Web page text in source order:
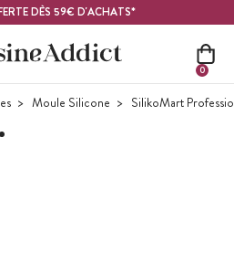
DÈS 59€ D'ACHATS*
0
Moule Silicone SilikoMart